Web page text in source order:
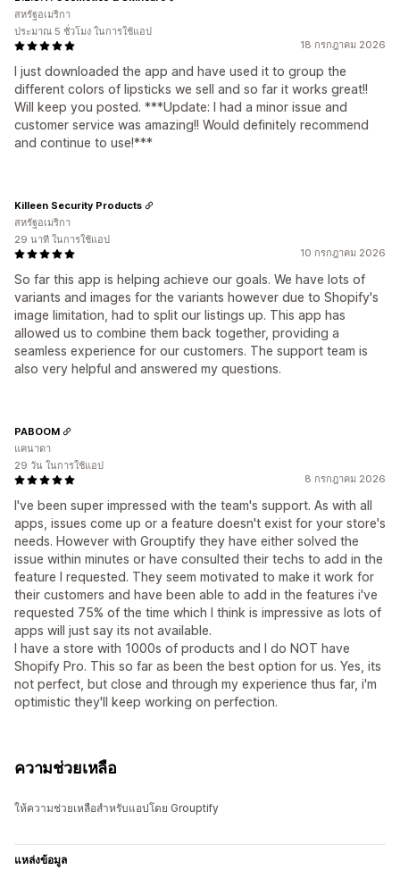
18 กรกฎาคม 2026
I just downloaded the app and have used it to group the
different colors of lipsticks we sell and so far it works great!!
Will keep you posted. ***Update: I had a minor issue and
customer service was amazing!! Would definitely recommend
and continue to use!***
สหรัฐอเมริกา
ประมาณ 5 ชั่วโมง ในการใช้แอป
10 กรกฎาคม 2026
So far this app is helping achieve our goals. We have lots of
variants and images for the variants however due to Shopify's
image limitation, had to split our listings up. This app has
allowed us to combine them back together, providing a
seamless experience for our customers. The support team is
also very helpful and answered my questions.
Killeen Security Products
สหรัฐอเมริกา
29 นาที ในการใช้แอป
8 กรกฎาคม 2026
I've been super impressed with the team's support. As with all
apps, issues come up or a feature doesn't exist for your store's
needs. However with Grouptify they have either solved the
issue within minutes or have consulted their techs to add in the
feature I requested. They seem motivated to make it work for
their customers and have been able to add in the features i've
requested 75% of the time which I think is impressive as lots of
apps will just say its not available.
I have a store with 1000s of products and I do NOT have
Shopify Pro. This so far as been the best option for us. Yes, its
not perfect, but close and through my experience thus far, i'm
optimistic they'll keep working on perfection.
PABOOM
แคนาดา
29 วัน ในการใช้แอป
ความช่วยเหลือ
ให้ความช่วยเหลือสำหรับแอปโดย Grouptify
แหล่งข้อมูล